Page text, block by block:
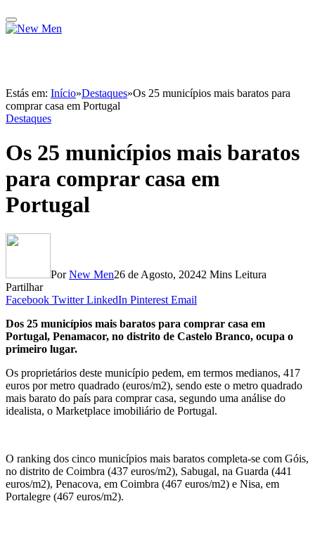
Estás em: Início»Destaques»Os 25 municípios mais baratos para
comprar casa em Portugal
Destaques
Os 25 municípios mais baratos
para comprar casa em
Portugal
Por New Men26 de Agosto, 20242 Mins Leitura
Partilhar
Facebook Twitter LinkedIn Pinterest Email
Dos 25 municípios mais baratos para comprar casa em
Portugal, Penamacor, no distrito de Castelo Branco, ocupa o
primeiro lugar.
Os proprietários deste município pedem, em termos medianos, 417
euros por metro quadrado (euros/m2), sendo este o metro quadrado
mais barato do país para comprar casa, segundo uma análise do
idealista, o Marketplace imobiliário de Portugal.
O ranking dos cinco municípios mais baratos completa-se com Góis,
no distrito de Coimbra (437 euros/m2), Sabugal, na Guarda (441
euros/m2), Penacova, em Coimbra (467 euros/m2) e Nisa, em
Portalegre (467 euros/m2).